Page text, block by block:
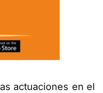
actuaciones en el